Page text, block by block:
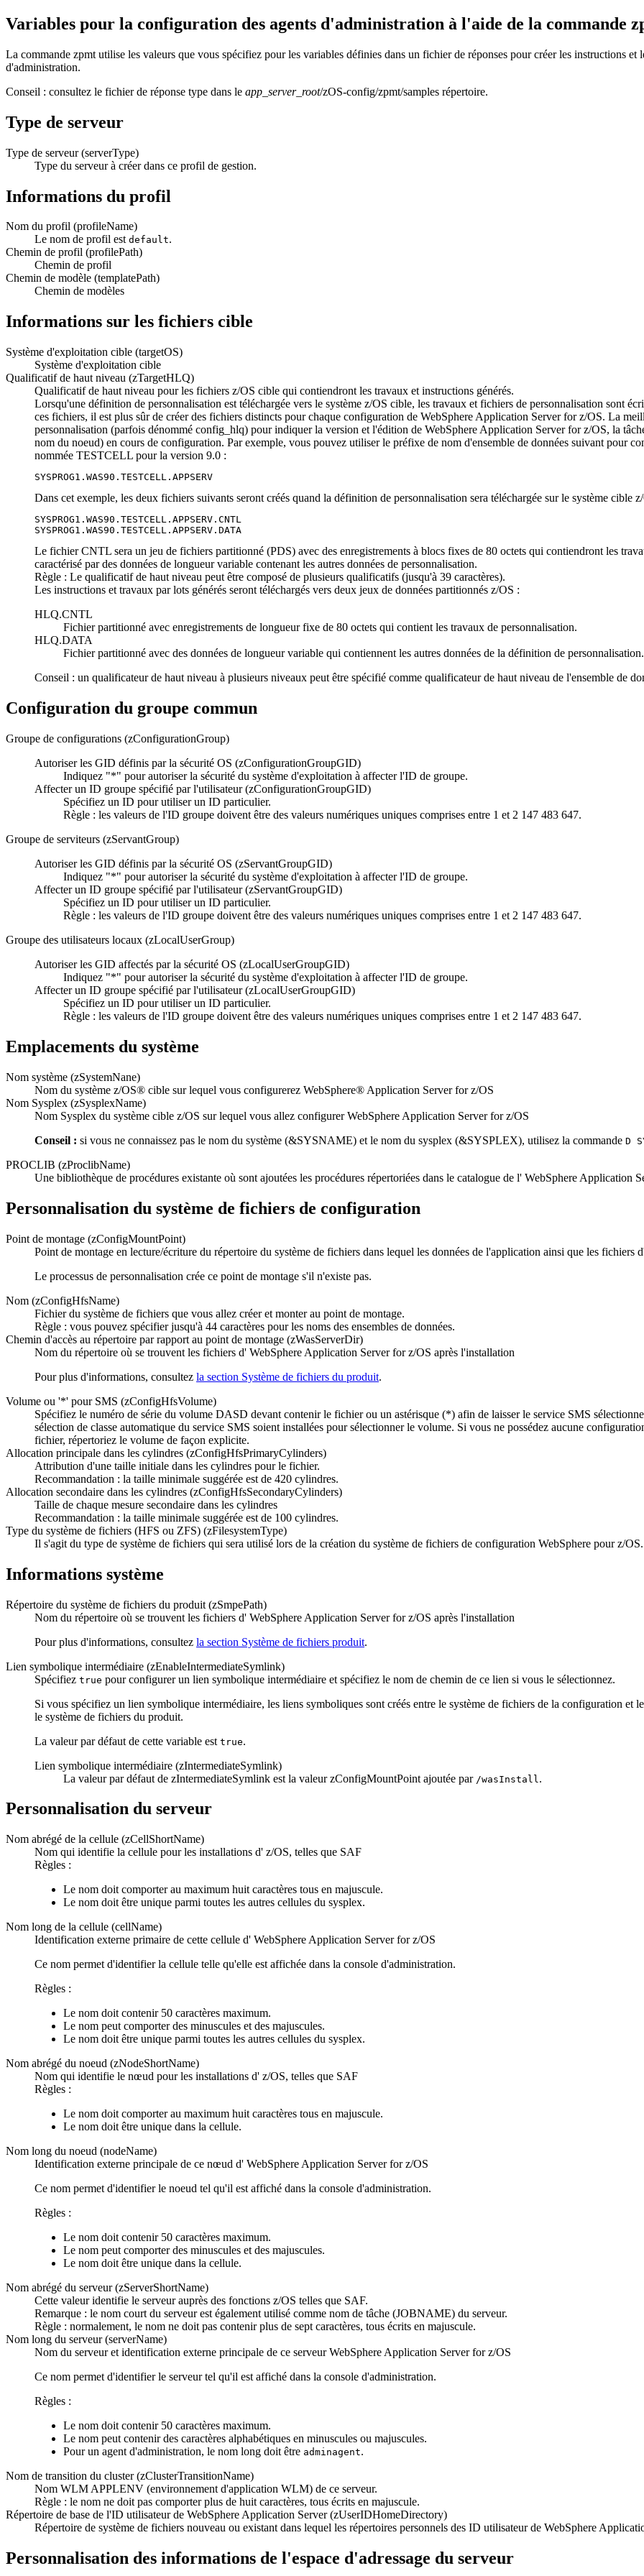
Variables pour la configuration des agents d'administration à l'aide de la commande
La commande zpmt utilise les valeurs que vous spécifiez pour les variables définies dans un fichier de réponses pour créer les instructions
d'administration.
Conseil : consultez le fichier de réponse type dans le app_server_root/zOS-config/zpmt/samples répertoire.
Type de serveur
Type de serveur (serverType)
Type du serveur à créer dans ce profil de gestion.
Informations du profil
Nom du profil (profileName)
Le nom de profil est default.
Chemin de profil (profilePath)
Chemin de profil
Chemin de modèle (templatePath)
Chemin de modèles
Informations sur les fichiers cible
Système d'exploitation cible (targetOS)
Système d'exploitation cible
Qualificatif de haut niveau (zTargetHLQ)
Qualificatif de haut niveau pour les fichiers z/OS cible qui contiendront les travaux et instructions générés.
Lorsqu'une définition de personnalisation est téléchargée vers le système z/OS cible, les travaux et fichiers de personnalisation sont
ces fichiers, il est plus sûr de créer des fichiers distincts pour chaque configuration de WebSphere Application Server for z/OS. La
personnalisation (parfois dénommé config_hlq) pour indiquer la version et l'édition de WebSphere Application Server for z/OS, la
nom du noeud) en cours de configuration. Par exemple, vous pouvez utiliser le préfixe de nom d'ensemble de données suivant pour
nommée TESTCELL pourla version 9.0 :
SYSPROG1.WAS90.TESTCELL.APPSERV
Dans cet exemple, les deux fichiers suivants seront créés quand la définition de personnalisation sera téléchargée sur le système cible
SYSPROG1.WAS90.TESTCELL.APPSERV.CNTL
SYSPROG1.WAS90.TESTCELL.APPSERV.DATA
Le fichier CNTL sera un jeu de fichiers partitionné (PDS) avec des enregistrements à blocs fixes de 80 octets qui contiendront les
caractérisé par des données de longueur variable contenant les autres données de personnalisation.
Règle : Le qualificatif de haut niveau peut être composé de plusieurs qualificatifs (jusqu'à 39 caractères).
Les instructions et travaux par lots générés seront téléchargés vers deux jeux de données partitionnés z/OS :
HLQ.CNTL
Fichier partitionné avec enregistrements de longueur fixe de 80 octets qui contient les travaux de personnalisation.
HLQ.DATA
Fichier partitionné avec des données de longueur variable qui contiennent les autres données de la définition de personnalisation.
Conseil : un qualificateur de haut niveau à plusieurs niveaux peut être spécifié comme qualificateur de haut niveau de l'ensemble de
Configuration du groupe commun
Groupe de configurations (zConfigurationGroup)
Autoriser les GID définis par la sécurité OS (zConfigurationGroupGID)
Indiquez "*" pour autoriser la sécurité du système d'exploitation à affecter l'ID de groupe.
Affecter un ID groupe spécifié par l'utilisateur (zConfigurationGroupGID)
Spécifiez un ID pour utiliser un ID particulier.
Règle : les valeurs de l'ID groupe doivent être des valeurs numériques uniques comprises entre 1 et 2 147 483 647.
Groupe de serviteurs (zServantGroup)
Autoriser les GID définis par la sécurité OS (zServantGroupGID)
Indiquez "*" pour autoriser la sécurité du système d'exploitation à affecter l'ID de groupe.
Affecter un ID groupe spécifié par l'utilisateur (zServantGroupGID)
Spécifiez un ID pour utiliser un ID particulier.
Règle : les valeurs de l'ID groupe doivent être des valeurs numériques uniques comprises entre 1 et 2 147 483 647.
Groupe des utilisateurs locaux (zLocalUserGroup)
Autoriser les GID affectés par la sécurité OS (zLocalUserGroupGID)
Indiquez "*" pour autoriser la sécurité du système d'exploitation à affecter l'ID de groupe.
Affecter un ID groupe spécifié par l'utilisateur (zLocalUserGroupGID)
Spécifiez un ID pour utiliser un ID particulier.
Règle : les valeurs de l'ID groupe doivent être des valeurs numériques uniques comprises entre 1 et 2 147 483 647.
Emplacements du système
Nom système (zSystemNane)
Nom du système z/OS® cible sur lequel vous configurerez WebSphere® Application Server for z/OS
Nom Sysplex (zSysplexName)
Nom Sysplex du système cible z/OS sur lequel vous allez configurer WebSphere Application Server for z/OS
Conseil : si vous ne connaissez pas le nom du système (&SYSNAME) et le nom du sysplex (&SYSPLEX), utilisez la commande D
PROCLIB (zProclibName)
Une bibliothèque de procédures existante où sont ajoutées les procédures répertoriées dans le catalogue de l' WebSphere Application
Personnalisation du système de fichiers de configuration
Point de montage (zConfigMountPoint)
Point de montage en lecture/écriture du répertoire du système de fichiers dans lequel les données de l'application ainsi que les fichiers
Le processus de personnalisation crée ce point de montage s'il n'existe pas.
Nom (zConfigHfsName)
Fichier du système de fichiers que vous allez créer et monter au point de montage.
Règle : vous pouvez spécifier jusqu'à 44 caractères pour les noms des ensembles de données.
Chemin d'accès au répertoire par rapport au point de montage (zWasServerDir)
Nom du répertoire où se trouvent les fichiers d' WebSphere Application Server for z/OS après l'installation
Pour plus d'informations, consultez la section Système de fichiers du produit.
Volume ou '*' pour SMS (zConfigHfsVolume)
Spécifiez le numéro de série du volume DASD devant contenir le fichier ou un astérisque (*) afin de laisser le service SMS
sélection de classe automatique du service SMS soient installées pour sélectionner le volume. Si vous ne possédez aucune
fichier, répertoriez le volume de façon explicite.
Allocation principale dans les cylindres (zConfigHfsPrimaryCylinders)
Attribution d'une taille initiale dans les cylindres pour le fichier.
Recommandation : la taille minimale suggérée est de 420 cylindres.
Allocation secondaire dans les cylindres (zConfigHfsSecondaryCylinders)
Taille de chaque mesure secondaire dans les cylindres
Recommandation : la taille minimale suggérée est de 100 cylindres.
Type du système de fichiers (HFS ou ZFS) (zFilesystemType)
Il s'agit du type de système de fichiers qui sera utilisé lors de la création du système de fichiers de configuration WebSphere pour z/
Informations système
Répertoire du système de fichiers du produit (zSmpePath)
Nom du répertoire où se trouvent les fichiers d' WebSphere Application Server for z/OS après l'installation
Pour plus d'informations, consultez la section Système de fichiers produit.
Lien symbolique intermédiaire (zEnableIntermediateSymlink)
Spécifiez true pour configurer un lien symbolique intermédiaire et spécifiez le nom de chemin de ce lien si vous le sélectionnez.
Si vous spécifiez un lien symbolique intermédiaire, les liens symboliques sont créés entre le système de fichiers de la configuration et
le système de fichiers du produit.
La valeur par défaut de cette variable est true.
Lien symbolique intermédiaire (zIntermediateSymlink)
La valeur par défaut de zIntermediateSymlink est la valeur zConfigMountPoint ajoutée par /wasInstall .
Personnalisation du serveur
Nom abrégé de la cellule (zCellShortName)
Nom qui identifie la cellule pour les installations d' z/OS, telles que SAF
Règles :
Le nom doit comporter au maximum huit caractères tous en majuscule.
Le nom doit être unique parmi toutes les autres cellules du sysplex.
Nom long de la cellule (cellName)
Identification externe primaire de cette cellule d' WebSphere Application Server for z/OS
Ce nom permet d'identifier la cellule telle qu'elle est affichée dans la console d'administration.
Règles :
Le nom doit contenir 50 caractères maximum.
Le nom peut comporter des minuscules et des majuscules.
Le nom doit être unique parmi toutes les autres cellules du sysplex.
Nom abrégé du noeud (zNodeShortName)
Nom qui identifie le nœud pour les installations d' z/OS, telles que SAF
Règles :
Le nom doit comporter au maximum huit caractères tous en majuscule.
Le nom doit être unique dans la cellule.
Nom long du noeud (nodeName)
Identification externe principale de ce nœud d' WebSphere Application Server for z/OS
Ce nom permet d'identifier le noeud tel qu'il est affiché dans la console d'administration.
Règles :
Le nom doit contenir 50 caractères maximum.
Le nom peut comporter des minuscules et des majuscules.
Le nom doit être unique dans la cellule.
Nom abrégé du serveur (zServerShortName)
Cette valeur identifie le serveur auprès des fonctions z/OS telles que SAF.
Remarque : le nom court du serveur est également utilisé comme nom de tâche (JOBNAME) du serveur.
Règle : normalement, le nom ne doit pas contenir plus de sept caractères, tous écrits en majuscule.
Nom long du serveur (serverName)
Nom du serveur et identification externe principale de ce serveur WebSphere Application Server for z/OS
Ce nom permet d'identifier le serveur tel qu'il est affiché dans la console d'administration.
Règles :
Le nom doit contenir 50 caractères maximum.
Le nom peut contenir des caractères alphabétiques en minuscules ou majuscules.
Pour un agent d'administration, le nom long doit être adminagent.
Nom de transition du cluster (zClusterTransitionName)
Nom WLM APPLENV (environnement d'application WLM) de ce serveur.
Règle : le nom ne doit pas comporter plus de huit caractères, tous écrits en majuscule.
Répertoire de base de l'ID utilisateur de WebSphere Application Server (zUserIDHomeDirectory)
Répertoire de système de fichiers nouveau ou existant dans lequel les répertoires personnels des ID utilisateur de WebSphere
Personnalisation des informations de l'espace d'adressage du serveur